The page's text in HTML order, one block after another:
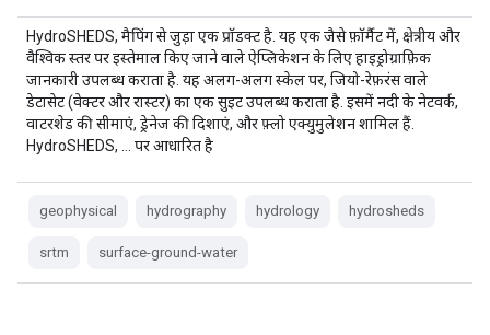
HydroSHEDS, मैपिंग से जुड़ा एक प्रॉडक्ट है. यह एक जैसे फ़ॉर्मैट में, क्षेत्रीय और
वैश्विक स्तर पर इस्तेमाल किए जाने वाले ऐप्लिकेशन के लिए हाइड्रोग्राफ़िक
जानकारी उपलब्ध कराता है. यह अलग-अलग स्केल पर, जियो-रेफ़रंस वाले
डेटासेट (वेक्टर और रास्टर) का एक सुइट उपलब्ध कराता है. इसमें नदी के नेटवर्क,
वाटरशेड की सीमाएं, ड्रेनेज की दिशाएं, और फ़्लो एक्युमुलेशन शामिल हैं.
HydroSHEDS, … पर आधारित है
geophysical hydrography hydrology hydrosheds
srtm surface-ground-water